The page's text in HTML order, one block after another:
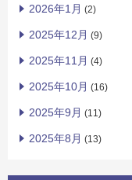
2026年1月 (2)
2025年12月 (9)
2025年11月 (4)
2025年10月 (16)
2025年9月 (11)
2025年8月 (13)